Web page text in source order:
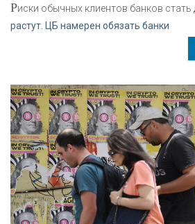
Риски обычных клиентов банков
растут. ЦБ намерен обязать банки